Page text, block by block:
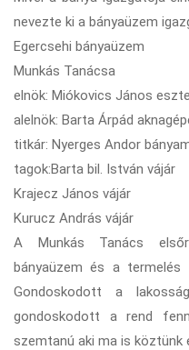
nevezte ki a bányaüzem
Egercsehi bányaüzem
Munkás Tanácsa
elnök: Miókovics János
alelnök: Barta Árpád
titkár: Nyerges Andor
tagok:Barta bil. István vájár
Krajecz János vájár
Kurucz András vájár
A Munkás Tanács
bányaüzem és a termelés
Gondoskodott a
gondoskodott a rend
szemtanú aki ma is köztünk